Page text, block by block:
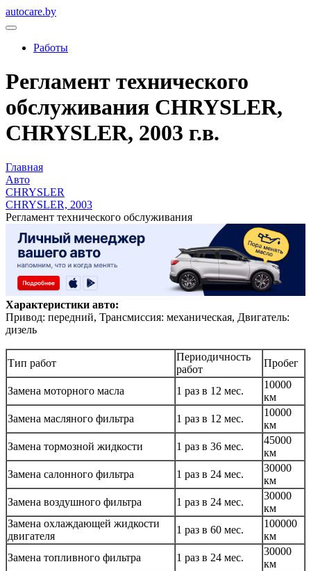
autocare.by
Работы
Регламент технического
обслуживания CHRYSLER,
CHRYSLER, 2003 г.в.
Главная
Авто
CHRYSLER
CHRYSLER, 2003
Регламент технического обслуживания
Характеристики авто:
Привод: передний, Трансмиссия: механическая, Двигатель:
дизель
Тип работ
Периодичность
работ
Пробег
Замена моторного масла 1 раз в 12 мес.
10000
км
Замена масляного фильтра
1 раз в 12 мес.
10000
км
Замена тормозной жидкости
1 раз в 36 мес.
45000
км
Замена салонного фильтра
1 раз в 24 мес.
30000
км
Замена воздушного фильтра
1 раз в 24 мес.
30000
км
Замена охлаждающей жидкости
двигателя
1 раз в 60 мес.
100000
км
Замена топливного фильтра
1 раз в 24 мес.
30000
км